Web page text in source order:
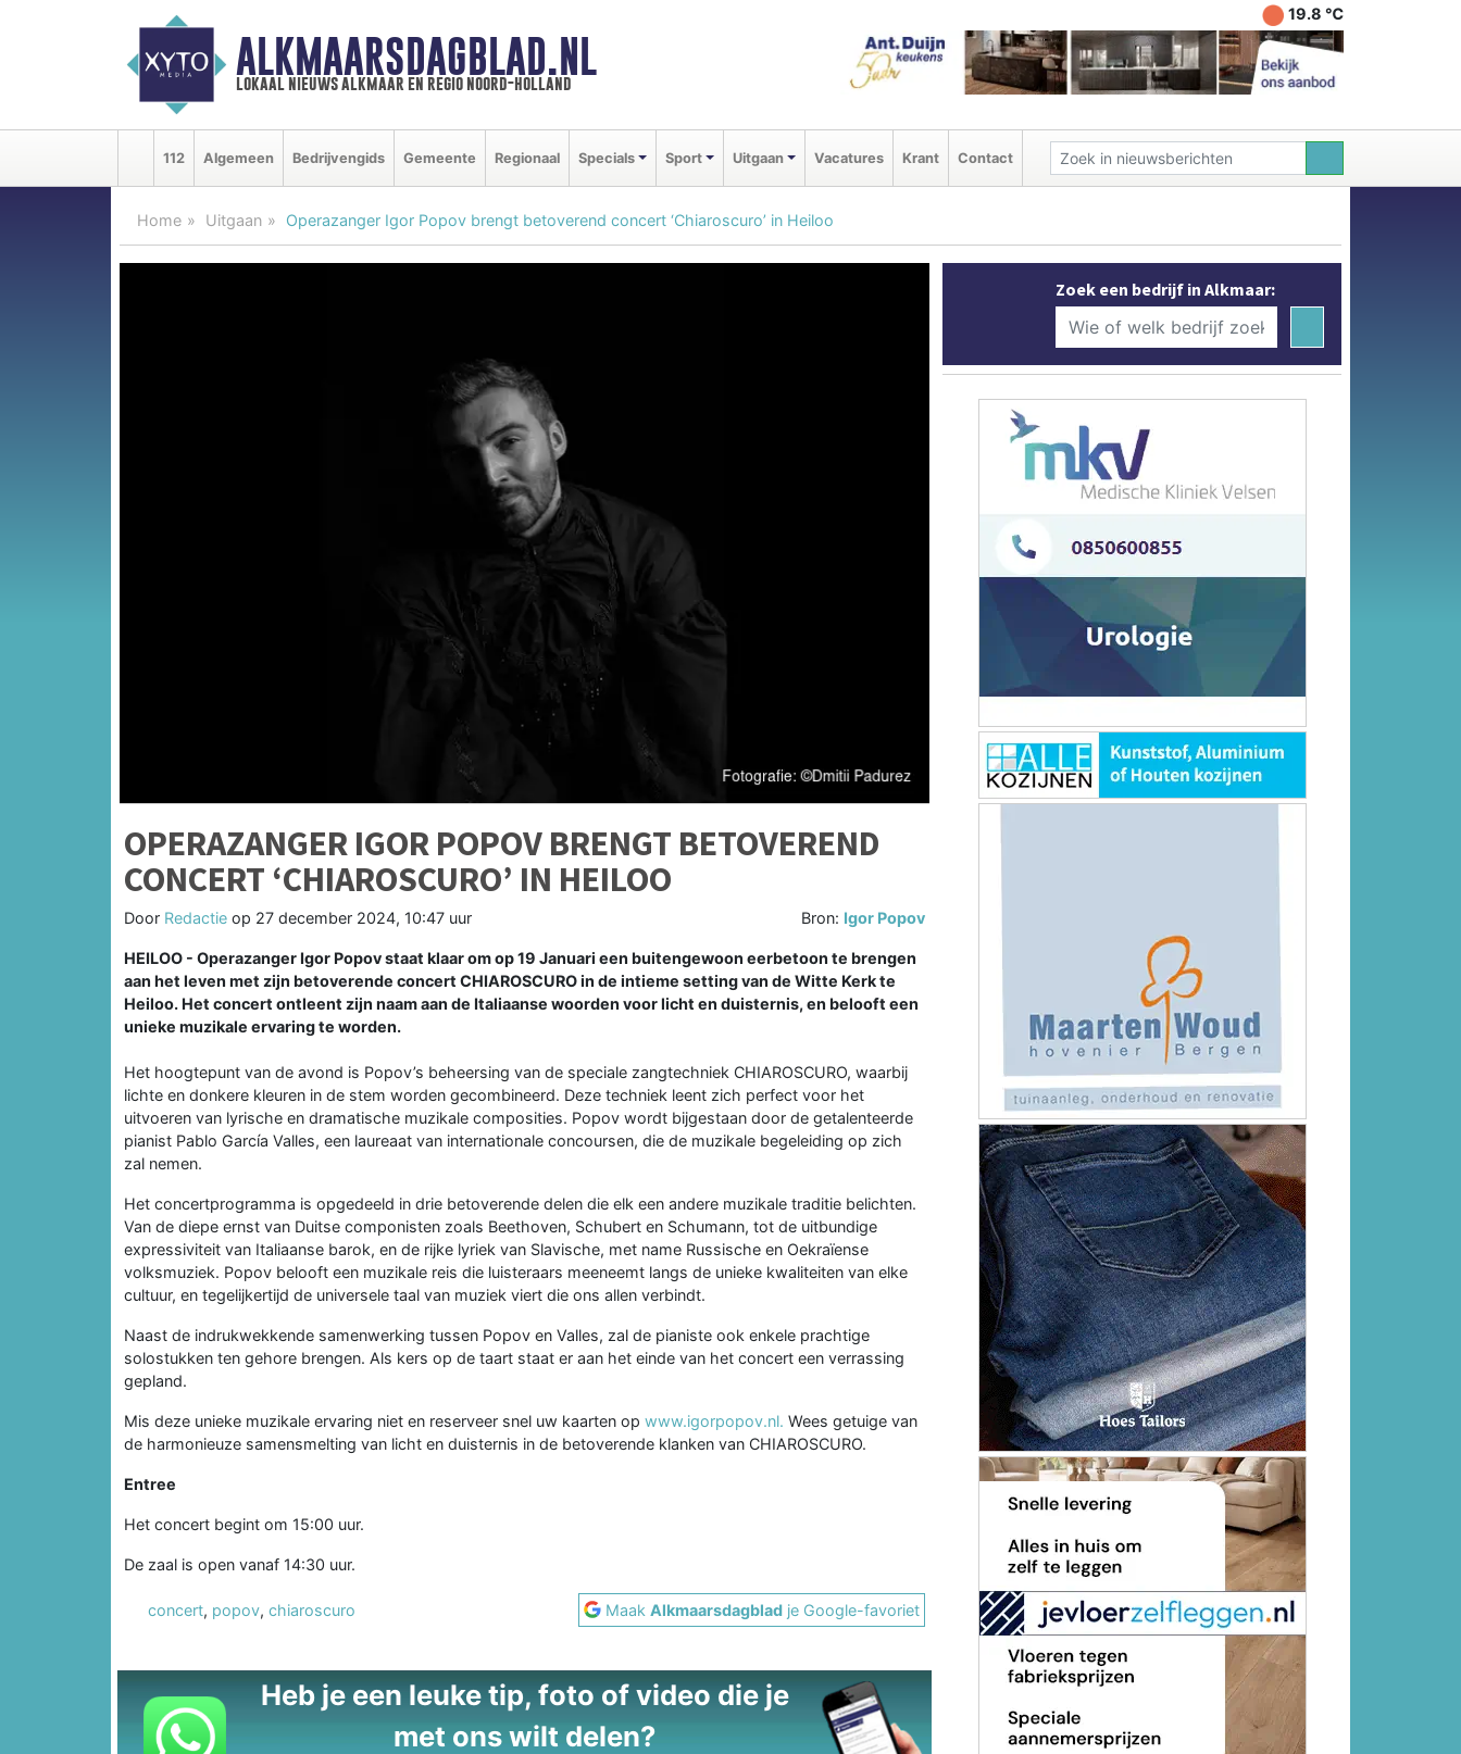
ALKMAARSDAGBLAD.NL
lokaal nieuws alkmaar en regio noord-holland
19.8 ℃
112 Algemeen Bedrijvengids Gemeente Regionaal Specials Sport Uitgaan Vacatures Krant Contact
Home Uitgaan Operazanger Igor Popov brengt betoverend concert ‘Chiaroscuro’ in Heiloo
OPERAZANGER IGOR POPOV BRENGT BETOVEREND
CONCERT ‘CHIAROSCURO’ IN HEILOO
Door Redactie op 27 december 2024, 10:47 uur Bron: Igor Popov
HEILOO - Operazanger Igor Popov staat klaar om op 19 Januari een buitengewoon eerbetoon te brengen
aan het leven met zijn betoverende concert CHIAROSCURO in de intieme setting van de Witte Kerk te
Heiloo. Het concert ontleent zijn naam aan de Italiaanse woorden voor licht en duisternis, en belooft een
unieke muzikale ervaring te worden.
Het hoogtepunt van de avond is Popov’s beheersing van de speciale zangtechniek CHIAROSCURO, waarbij
lichte en donkere kleuren in de stem worden gecombineerd. Deze techniek leent zich perfect voor het
uitvoeren van lyrische en dramatische muzikale composities. Popov wordt bijgestaan door de getalenteerde
pianist Pablo García Valles, een laureaat van internationale concoursen, die de muzikale begeleiding op zich
zal nemen.
Het concertprogramma is opgedeeld in drie betoverende delen die elk een andere muzikale traditie belichten.
Van de diepe ernst van Duitse componisten zoals Beethoven, Schubert en Schumann, tot de uitbundige
expressiviteit van Italiaanse barok, en de rijke lyriek van Slavische, met name Russische en Oekraïense
volksmuziek. Popov belooft een muzikale reis die luisteraars meeneemt langs de unieke kwaliteiten van elke
cultuur, en tegelijkertijd de universele taal van muziek viert die ons allen verbindt.
Naast de indrukwekkende samenwerking tussen Popov en Valles, zal de pianiste ook enkele prachtige
solostukken ten gehore brengen. Als kers op de taart staat er aan het einde van het concert een verrassing
gepland.
Mis deze unieke muzikale ervaring niet en reserveer snel uw kaarten op www.igorpopov.nl. Wees getuige van
de harmonieuze samensmelting van licht en duisternis in de betoverende klanken van CHIAROSCURO.
Entree
Het concert begint om 15:00 uur.
De zaal is open vanaf 14:30 uur.
concert, popov, chiaroscuro MaakAlkmaarsdagblad je Google-favoriet
Heb je een leuke tip, foto of video die je
met ons wilt delen?
Zoek een bedrijf in Alkmaar: